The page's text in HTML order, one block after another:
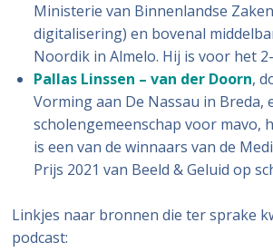
Ministerie van Binnenlandse
digitalisering) en bovenal
Noordik in Almelo. Hij is voor het
Pallas Linssen – van der Doorn,
Vorming aan De Nassau in Breda,
scholengemeenschap voor mavo,
is een van de winnaars van de
Prijs 2021 van Beeld & Geluid op
Linkjes naar bronnen die ter sprake
podcast: